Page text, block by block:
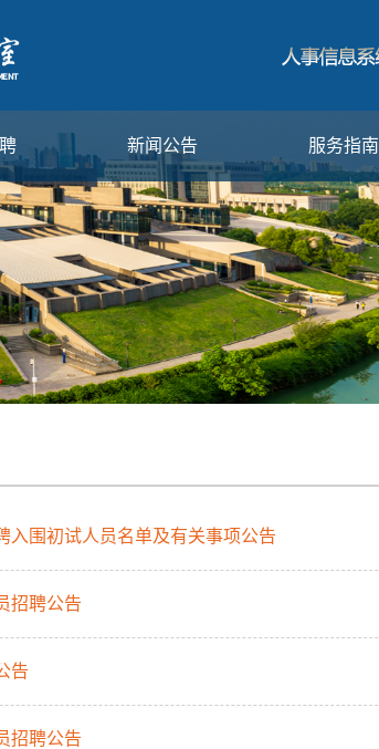
新闻公告 服务指南
入围初试人员名单及有关事项公告
招聘公告
告
招聘公告